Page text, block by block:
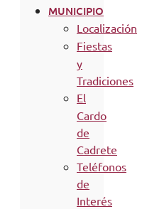
MUNICIPIO
Localización
Fiestas
y
Tradiciones
El
Cardo
de
Cadrete
Teléfonos
de
Interés